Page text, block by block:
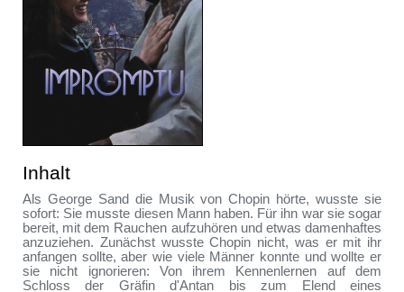
Inhalt
Als George Sand die Musik von Chopin hörte, wusste sie
sofort: Sie musste diesen Mann haben. Für ihn war sie sogar
bereit, mit dem Rauchen aufzuhören und etwas damenhaftes
anzuziehen. Zunächst wusste Chopin nicht, was er mit ihr
anfangen sollte, aber wie viele Männer konnte und wollte er
sie nicht ignorieren: Von ihrem Kennenlernen auf dem
Schloss der Gräfin d'Antan bis zum Elend eines